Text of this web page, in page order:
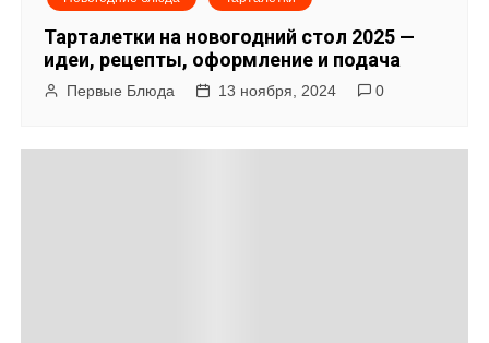
Тарталетки на новогодний стол 2025 —
идеи, рецепты, оформление и подача
Первые Блюда 13 ноября, 2024 0